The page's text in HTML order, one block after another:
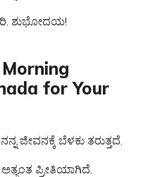
ಶುಭೋದಯ!
for Your
ಜೀವನಕ್ಕೆ ಬೆಳಕು ತರುತ್ತದೆ.
ಪ್ರೀತಿಯಾಗಿದೆ.